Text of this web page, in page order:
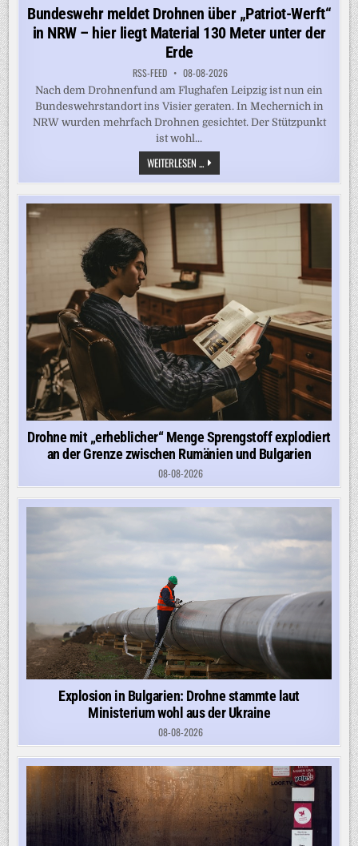
in
Bundeswehr meldet Drohnen über „Patriot-Werft“
in NRW – hier liegt Material 130 Meter unter der
Erde
RSS-FEED 08-08-2026
Nach dem Drohnenfund am Flughafen Leipzig ist nun ein
Bundeswehrstandort ins Visier geraten. In Mechernich in
NRW wurden mehrfach Drohnen gesichtet. Der Stützpunkt
ist wohl...
WEITERLESEN ...BUNDESWEHR
MELDET
DROHNEN
ÜBER
„PATRIOT-
WERFT“
IN
NRW
LIEGT
MATERIAL
130
METER
UNTER
DER
ERDE
Drohne mit „erheblicher“ Menge Sprengstoff explodiert
an der Grenze zwischen Rumänien und Bulgarien
08-08-2026
Explosion in Bulgarien: Drohne stammte laut
Ministerium wohl aus der Ukraine
08-08-2026